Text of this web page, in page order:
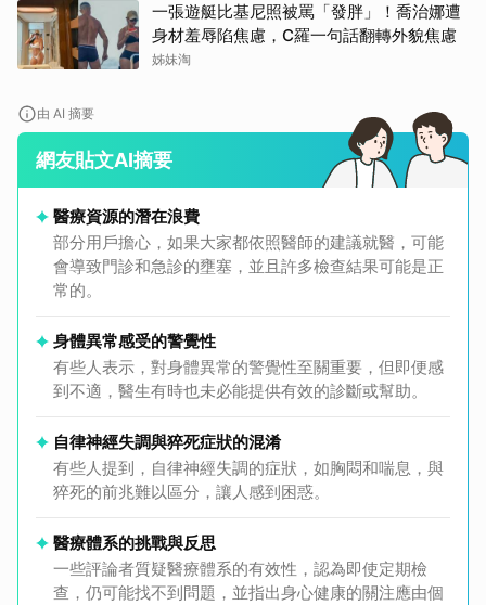
一張遊艇比基尼照被罵「發胖」！喬治娜遭
身材羞辱陷焦慮，C羅一句話翻轉外貌焦慮
姊妹淘
由 AI 摘要
網友貼文AI摘要
醫療資源的潛在浪費
部分用戶擔心，如果大家都依照醫師的建議就醫，可能
會導致門診和急診的壅塞，並且許多檢查結果可能是正
常的。
身體異常感受的警覺性
有些人表示，對身體異常的警覺性至關重要，但即便感
到不適，醫生有時也未必能提供有效的診斷或幫助。
自律神經失調與猝死症狀的混淆
有些人提到，自律神經失調的症狀，如胸悶和喘息，與
猝死的前兆難以區分，讓人感到困惑。
醫療體系的挑戰與反思
一些評論者質疑醫療體系的有效性，認為即使定期檢
查，仍可能找不到問題，並指出身心健康的關注應由個